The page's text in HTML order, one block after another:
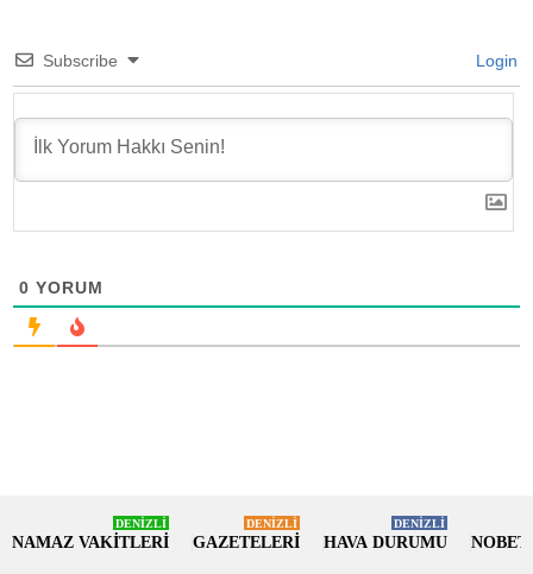
Subscribe Login
0 YORUM
NAMAZ VAKİTLERİ
DENİZLİ
GAZETELERİ
DENİZLİ
HAVA DURUMU
DENİZLİ